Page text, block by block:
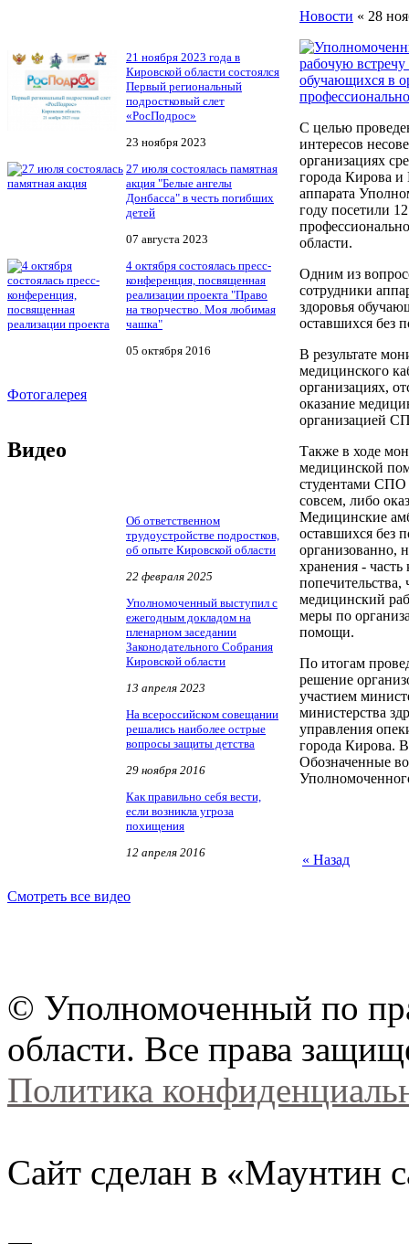
21 ноября 2023 года в
Кировской области состоялся
Первый региональный
подростковый слет
«РосПодрос»
23 ноября 2023
27 июля состоялась памятная
акция "Белые ангелы
Донбасса" в честь погибших
детей
07 августа 2023
4 октября состоялась пресс-
конференция, посвященная
реализации проекта "Право
на творчество. Моя любимая
чашка"
05 октября 2016
Фотогалерея
Видео
Об ответственном
трудоустройстве подростков,
об опыте Кировской области
22 февраля 2025
Уполномоченный выступил с
ежегодным докладом на
пленарном заседании
Законодательного Собрания
Кировской области
13 апреля 2023
На всероссийском совещании
решались наиболее острые
вопросы защиты детства
29 ноября 2016
Как правильно себя вести,
если возникла угроза
похищения
12 апреля 2016
Смотреть все видео
Новости « 28
С целью
интересов
организациях
города Кирова и
аппарата
году посетили
области.
Одним из
сотрудники
здоровья
оставшихся без
В результате
медицинского
организациях,
оказание
организацией
Также в ходе
медицинской
студентами СПО
совсем, либо
Медицинские
оставшихся без
организованно,
хранения - часть
медицинский
меры по
помощи.
По итогам
решение
участием
министерства
управления
города Кирова.
Обозначенные
« Назад
© Уполномоченный по
области. Все права
Политика
Сайт сделан в «Маунтин